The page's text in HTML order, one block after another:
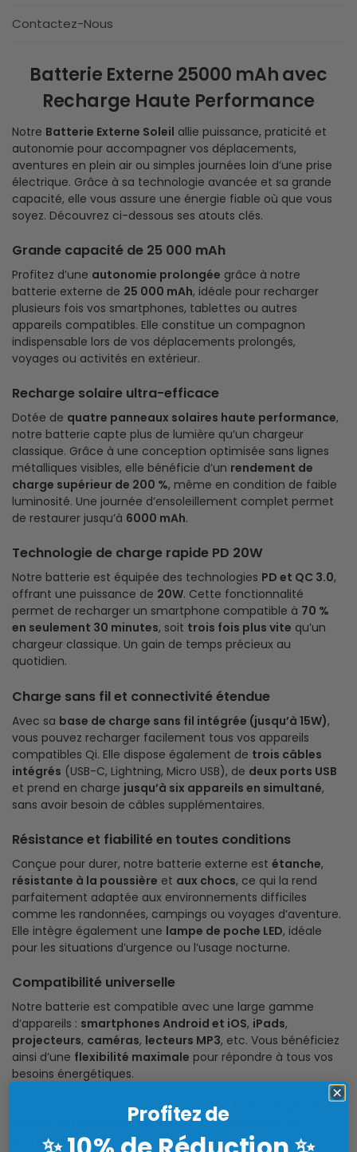
Contactez-Nous
Batterie Externe 25000 mAh avec
Recharge Haute Performance
Notre Batterie Externe Soleil allie puissance, praticité et
autonomie pour accompagner vos déplacements,
aventures en plein air ou simples journées loin d’une prise
électrique. Grâce à sa technologie avancée et sa grande
capacité, elle vous assure une énergie fiable où que vous
soyez. Découvrez ci-dessous ses atouts clés.
Grande capacité de 25 000 mAh
Profitez d’une autonomie prolongée grâce à notre
batterie externe de 25 000 mAh, idéale pour recharger
plusieurs fois vos smartphones, tablettes ou autres
appareils compatibles. Elle constitue un compagnon
indispensable lors de vos déplacements prolongés,
voyages ou activités en extérieur.
Recharge solaire ultra-efficace
Dotée de quatre panneaux solaires haute performance,
notre batterie capte plus de lumière qu’un chargeur
classique. Grâce à une conception optimisée sans lignes
métalliques visibles, elle bénéficie d’un rendement de
charge supérieur de 200 %, même en condition de faible
luminosité. Une journée d’ensoleillement complet permet
de restaurer jusqu’à 6000 mAh.
Technologie de charge rapide PD 20W
Notre batterie est équipée des technologies PD et QC 3.0,
offrant une puissance de 20W. Cette fonctionnalité
permet de recharger un smartphone compatible à 70 %
en seulement 30 minutes, soit trois fois plus vite qu’un
chargeur classique. Un gain de temps précieux au
quotidien.
Charge sans fil et connectivité étendue
Avec sa base de charge sans fil intégrée (jusqu’à 15W),
vous pouvez recharger facilement tous vos appareils
compatibles Qi. Elle dispose également de trois câbles
intégrés (USB-C, Lightning, Micro USB), de deux ports USB
et prend en charge jusqu’à six appareils en simultané,
sans avoir besoin de câbles supplémentaires.
Résistance et fiabilité en toutes conditions
Conçue pour durer, notre batterie externe est étanche,
résistante à la poussière et aux chocs, ce qui la rend
parfaitement adaptée aux environnements difficiles
comme les randonnées, campings ou voyages d’aventure.
Elle intègre également une lampe de poche LED, idéale
pour les situations d’urgence ou l’usage nocturne.
Compatibilité universelle
Notre batterie est compatible avec une large gamme
d’appareils : smartphones Android et iOS, iPads,
projecteurs, caméras, lecteurs MP3, etc. Vous bénéficiez
ainsi d’une flexibilité maximale pour répondre à tous vos
besoins énergétiques.
Notre batterie externe solaire combine
performance énergétiqueetpolyvalence
extrême . Elle représente une solution fiable pour garder
Profitez de